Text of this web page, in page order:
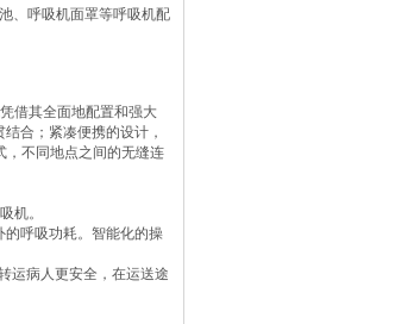
、呼吸机面罩等呼吸机配
借其全面地配置和强大
合；紧凑便携的设计，
，不同地点之间的无缝连
机。
的呼吸功耗。智能化的操
运病人更安全，在运送途